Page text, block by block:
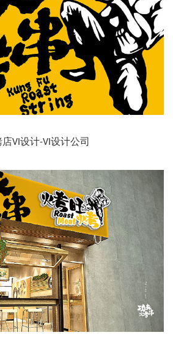
VI设计-VI设计公司